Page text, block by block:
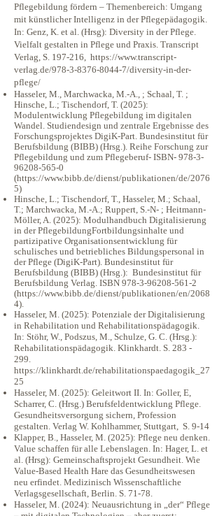
Pflegebildung fördern – Themenbereich: Umgang
mit künstlicher Intelligenz in der Pflegepädagogik.
In: Genz, K. et al. (Hrsg): Diversity in der Pflege.
Vielfalt gestalten in Pflege und Praxis. Transcript
Verlag, S. 197-216, https://www.transcript-
verlag.de/978-3-8376-8044-7/diversity-in-der-
pflege/
Hasseler, M., Marchwacka, M.-A., ; Schaal, T. ;
Hinsche, L.; Tischendorf, T. (2025):
Modulentwicklung Pflegebildung im digitalen
Wandel. Studiendesign und zentrale Ergebnisse des
Forschungsprojektes DigiK-Part. Bundesinstitut für
Berufsbildung (BIBB) (Hrsg.). Reihe Forschung zur
Pflegebildung und zum Pflegeberuf- ISBN- 978-3-
96208-565-0
(https://www.bibb.de/dienst/publikationen/de/2076
5)
Hinsche, L.; Tischendorf, T., Hasseler, M.; Schaal,
T.; Marchwacka, M.-A.; Ruppert, S.-N- ; Heitmann-
Möller, A. (2025): Modulhandbuch Digitalisierung
in der PflegebildungFortbildungsinhalte und
partizipative Organisationsentwicklung für
schulisches und betriebliches Bildungspersonal in
der Pflege (DigiK-Part). Bundesinstitut für
Berufsbildung (BIBB) (Hrsg.): Bundesinstitut für
Berufsbildung Verlag. ISBN 978-3-96208-561-2
(https://www.bibb.de/dienst/publikationen/en/2068
4).
Hasseler, M. (2025): Potenziale der Digitalisierung
in Rehabilitation und Rehabilitationspädagogik.
In: Stöhr, W., Podszus, M., Schulze, G. C. (Hrsg.):
Rehabilitationspädagogik. Klinkhardt. S. 283 -
299.
https://klinkhardt.de/rehabilitationspaedagogik_27
25
Hasseler, M. (2025): Geleitwort II. In: Goller, E,
Scharrer, C. (Hrsg.) Berufsfeldentwicklung Pflege.
Gesundheitsversorgung sichern, Profession
gestalten. Verlag W. Kohlhammer, Stuttgart, S. 9-14
Klapper, B., Hasseler, M. (2025): Pflege neu denken.
Value schaffen für alle Lebenslagen. In: Hager, L. et
al. (Hrsg): Gemeinschaftsprojekt Gesundheit. Wie
Value-Based Health Hare das Gesundheitswesen
neu erfindet. Medizinisch Wissenschaftliche
Verlagsgesellschaft, Berlin. S. 71-78.
Hasseler, M. (2024): Neuausrichtung in „der“ Pflege